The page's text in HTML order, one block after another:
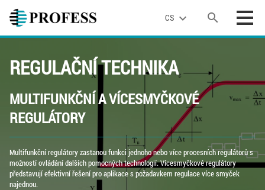
CS expand_more search
REGULAČNÍ TECHNIKA
MULTIFUNKČNÍ A VÍCESMYČKOVÉ
REGULÁTORY
Multifunkční regulátory zastanou funkci jednoho nebo více procesních regulátorů s
možností ovládání dalších pomocných technologií. Vícesmyčkové regulátory
představují efektivní řešení pro aplikace s požadavkem regulace více smyček
najednou.